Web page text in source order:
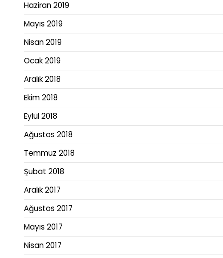
Haziran 2019
Mayıs 2019
Nisan 2019
Ocak 2019
Aralık 2018
Ekim 2018
Eylül 2018
Ağustos 2018
Temmuz 2018
Şubat 2018
Aralık 2017
Ağustos 2017
Mayıs 2017
Nisan 2017